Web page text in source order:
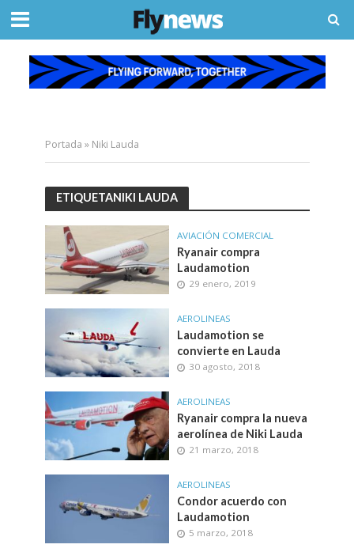
Portada » Niki Lauda
ETIQUETANIKI LAUDA
AVIACIÓN COMERCIAL
Ryanair compra
Laudamotion
29 enero, 2019
AEROLINEAS
Laudamotion se
convierte en Lauda
30 agosto, 2018
AEROLINEAS
Ryanair compra la nueva
aerolínea de Niki Lauda
21 marzo, 2018
AEROLINEAS
Condor acuerdo con
Laudamotion
5 marzo, 2018